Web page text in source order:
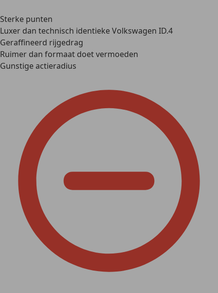
Sterke punten
Luxer dan technisch identieke Volkswagen ID.4
Geraffineerd rijgedrag
Ruimer dan formaat doet vermoeden
Gunstige actieradius